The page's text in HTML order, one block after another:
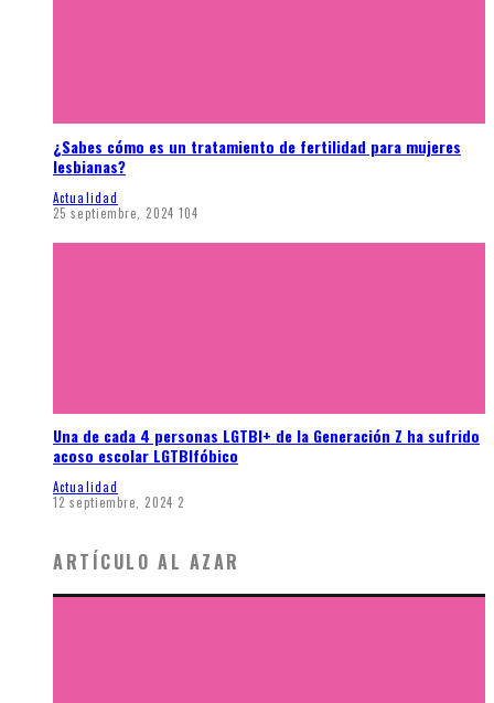
¿Sabes cómo es un tratamiento de fertilidad para mujeres
lesbianas?
Actualidad
25 septiembre, 2024 104
Una de cada 4 personas LGTBI+ de la Generación Z ha sufrido
acoso escolar LGTBIfóbico
Actualidad
12 septiembre, 2024 2
ARTÍCULO AL AZAR